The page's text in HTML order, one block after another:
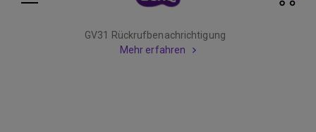
GV31 Rückrufbenachrichtigung
Mehr erfahren